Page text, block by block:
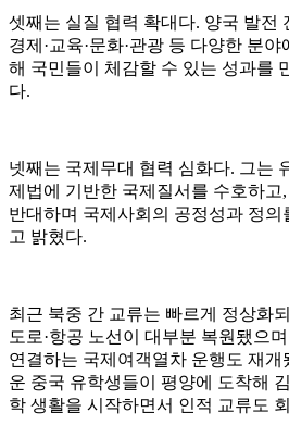
셋째는 실질 협력 확대다. 양국 발전
경제·교육·문화·관광 등 다양한 분
해 국민들이 체감할 수 있는 성과를
다.
넷째는 국제무대 협력 심화다. 그는
제법에 기반한 국제질서를 수호하고
반대하며 국제사회의 공정성과 정
고 밝혔다.
최근 북중 간 교류는 빠르게 정상화
도로·항공 노선이 대부분 복원됐으
연결하는 국제여객열차 운행도 재개
운 중국 유학생들이 평양에 도착해
학 생활을 시작하면서 인적 교류도